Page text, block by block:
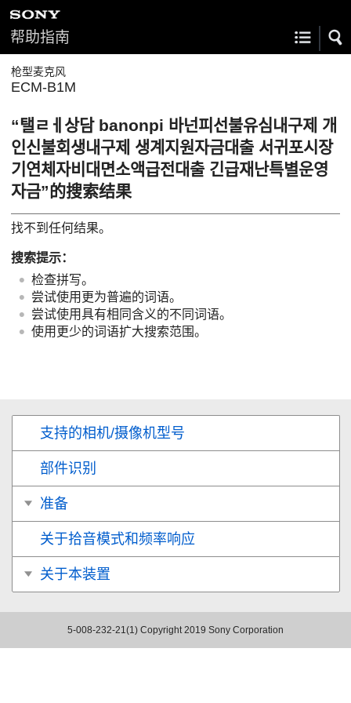
帮助指南
枪型麦克风
ECM-B1M
“탤ㄹㅔ상담 banonpi 바넌피선불유심내구제 개
인신불회생내구제 생계지원자금대출 서귀포시장
기연체자비대면소액급전대출 긴급재난특별운영
자금”的搜索结果
找不到任何结果。
搜索提示：
检查拼写。
尝试使用更为普遍的词语。
尝试使用具有相同含义的不同词语。
使用更少的词语扩大搜索范围。
支持的相机/摄像机型号
部件识别
准备
关于拾音模式和频率响应
关于本装置
5-008-232-21(1) Copyright 2019 Sony Corporation